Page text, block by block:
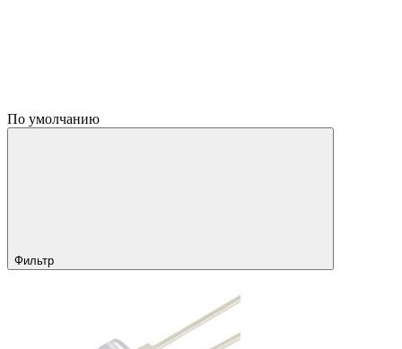
По умолчанию
Фильтр